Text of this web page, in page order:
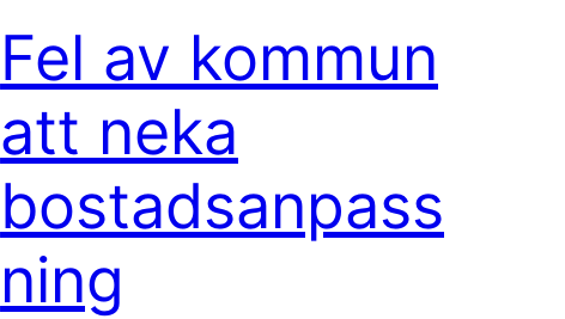
Fel av kommun
att neka
bostadsanpass
ning